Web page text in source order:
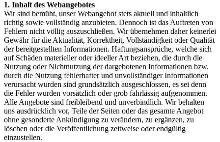
1. Inhalt des Webangebotes
Wir sind bemüht, unser Webangebot stets aktuell und inhaltlich
richtig sowie vollständig anzubieten. Dennoch ist das Auftreten von
Fehlern nicht völlig auszuschließen. Wir übernehmen daher keinerlei
Gewähr für die Aktualität, Korrektheit, Vollständigkeit oder Qualität
der bereitgestellten Informationen. Haftungsansprüche, welche sich
auf Schäden materieller oder ideeller Art beziehen, die durch die
Nutzung oder Nichtnutzung der dargebotenen Informationen bzw.
durch die Nutzung fehlerhafter und unvollständiger Informationen
verursacht wurden sind grundsätzlich ausgeschlossen, es sei denn
die Fehler wurden vorsätzlich oder grob fahrlässig aufgenommen.
Alle Angebote sind freibleibend und unverbindlich. Wir behalten
uns ausdrücklich vor, Teile der Seiten oder das gesamte Angebot
ohne gesonderte Ankündigung zu verändern, zu ergänzen, zu
löschen oder die Veröffentlichung zeitweise oder endgültig
einzustellen.